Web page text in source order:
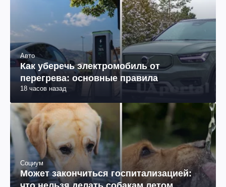
Авто
Как уберечь электромобиль от
перегрева: основные правила
18 часов назад
Социум
Может закончиться госпитализацией: